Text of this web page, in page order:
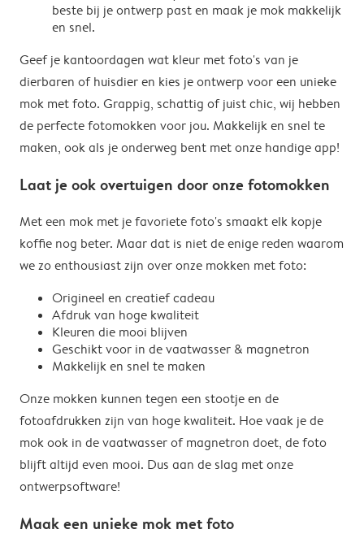
beste bij je ontwerp past en maak je mok makkelijk
en snel.
Geef je kantoordagen wat kleur met foto's van je
dierbaren of huisdier en kies je ontwerp voor een unieke
mok met foto. Grappig, schattig of juist chic, wij hebben
de perfecte fotomokken voor jou. Makkelijk en snel te
maken, ook als je onderweg bent met onze handige app!
Laat je ook overtuigen door onze fotomokken
Met een mok met je favoriete foto's smaakt elk kopje
koffie nog beter. Maar dat is niet de enige reden waarom
we zo enthousiast zijn over onze mokken met foto:
Origineel en creatief cadeau
Afdruk van hoge kwaliteit
Kleuren die mooi blijven
Geschikt voor in de vaatwasser & magnetron
Makkelijk en snel te maken
Onze mokken kunnen tegen een stootje en de
fotoafdrukken zijn van hoge kwaliteit. Hoe vaak je de
mok ook in de vaatwasser of magnetron doet, de foto
blijft altijd even mooi. Dus aan de slag met onze
ontwerpsoftware!
Maak een unieke mok met foto